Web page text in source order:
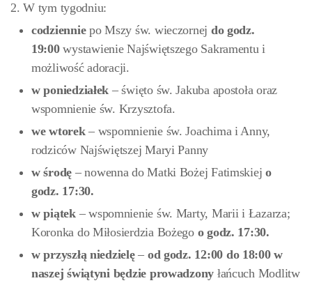
2. W tym tygodniu:
codzienniepo Mszy św. wieczornej do godz.
19:00wystawienie Najświętszego Sakramentu i
możliwość adoracji.
w poniedziałek – święto św. Jakuba apostoła oraz
wspomnienie św. Krzysztofa.
we wtorek– wspomnienie św. Joachima i Anny,
rodziców Najświętszej Maryi Panny
w środę – nowenna do Matki Bożej Fatimskiejo
godz. 17:30.
w piątek – wspomnienie św. Marty, Marii i Łazarza;
Koronka do Miłosierdzia Bożego o godz. 17:30.
w przyszłą niedzielę– od godz. 12:00 do 18:00 w
naszej świątyni będzie prowadzony łańcuch Modlitw